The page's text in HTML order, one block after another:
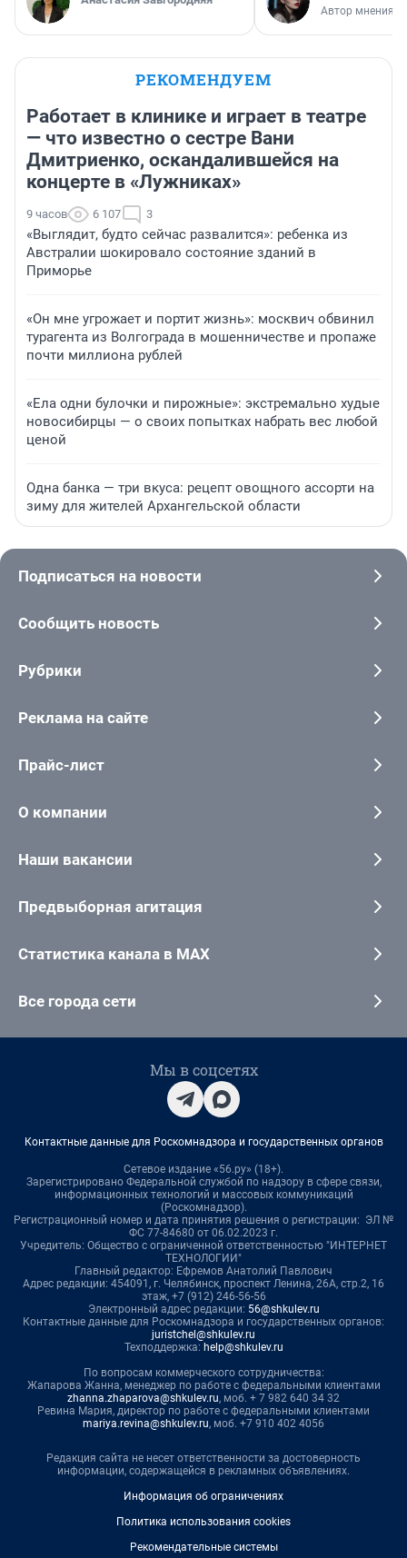
Автор мнения
РЕКОМЕНДУЕМ
Работает в клинике и играет в театре
— что известно о сестре Вани
Дмитриенко, оскандалившейся на
концерте в «Лужниках»
9 часов 6 107 3
«Выглядит, будто сейчас развалится»: ребенка из
Австралии шокировало состояние зданий в
Приморье
«Он мне угрожает и портит жизнь»: москвич обвинил
турагента из Волгограда в мошенничестве и пропаже
почти миллиона рублей
«Ела одни булочки и пирожные»: экстремально худые
новосибирцы — о своих попытках набрать вес любой
ценой
Одна банка — три вкуса: рецепт овощного ассорти на
зиму для жителей Архангельской области
Подписаться на новости
Сообщить новость
Рубрики
Реклама на сайте
Прайс-лист
О компании
Наши вакансии
Предвыборная агитация
Статистика канала в MAX
Все города сети
Мы в соцсетях
Контактные данные для Роскомнадзора и государственных органов
Сетевое издание «56.ру» (18+).
Зарегистрировано Федеральной службой по надзору в сфере связи,
информационных технологий и массовых коммуникаций
(Роскомнадзор).
Регистрационный номер и дата принятия решения о регистрации: ЭЛ №
ФС 77-84680 от 06.02.2023 г.
Учредитель: Общество с ограниченной ответственностью "ИНТЕРНЕТ
ТЕХНОЛОГИИ"
Главный редактор: Ефремов Анатолий Павлович
Адрес редакции: 454091, г. Челябинск, проспект Ленина, 26А, стр.2, 16
этаж, +7 (912) 246-56-56
Электронный адрес редакции: 56@shkulev.ru
Контактные данные для Роскомнадзора и государственных органов:
juristchel@shkulev.ru
Техподдержка: help@shkulev.ru
По вопросам коммерческого сотрудничества:
Жапарова Жанна, менеджер по работе с федеральными клиентами
zhanna.zhaparova@shkulev.ru, моб. + 7 982 640 34 32
Ревина Мария, директор по работе с федеральными клиентами
mariya.revina@shkulev.ru, моб. +7 910 402 4056
Редакция сайта не несет ответственности за достоверность
информации, содержащейся в рекламных объявлениях.
Информация об ограничениях
Политика использования cookies
Рекомендательные системы